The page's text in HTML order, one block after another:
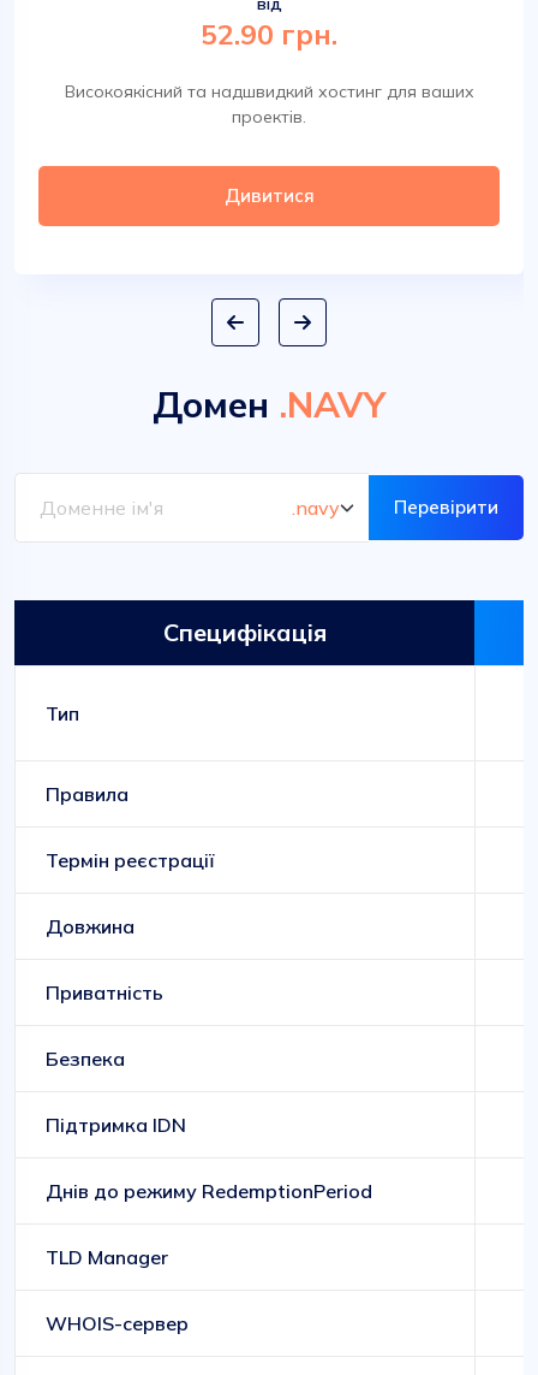
52.90 грн.
Високоякісний та надшвидкий хостинг для ваших
проектів.
Дивитися
Домен .NAVY
Перевірити
Специфікація
Тип
Правила
Термін реєстрації
Довжина
Приватність
Безпека
Підтримка IDN
Днів до режиму RedemptionPeriod
TLD Manager
WHOIS-сервер